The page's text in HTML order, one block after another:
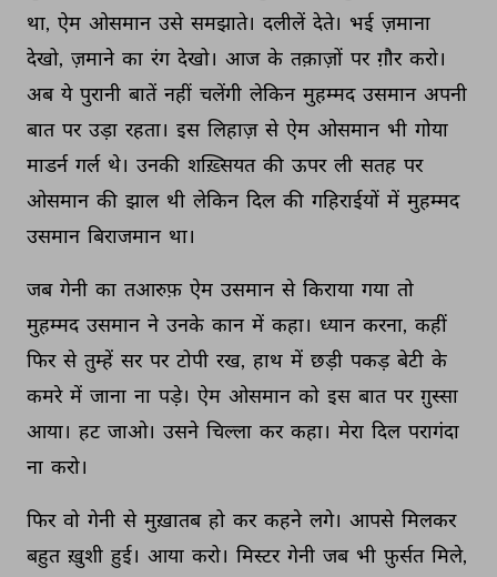
था, ऐम ओसमान उसे समझाते। दलीलें देते। भई ज़माना
देखो, ज़माने का रंग देखो। आज के तक़ाज़ों पर ग़ौर करो।
अब ये पुरानी बातें नहीं चलेंगी लेकिन मुहम्मद उसमान अपनी
बात पर उड़ा रहता। इस लिहाज़ से ऐम ओसमान भी गोया
माडर्न गर्ल थे। उनकी शख़्सियत की ऊपर ली सतह पर
ओसमान की झाल थी लेकिन दिल की गहिराईयों में मुहम्मद
उसमान बिराजमान था।
जब गेनी का तआरुफ़ ऐम उसमान से किराया गया तो
मुहम्मद उसमान ने उनके कान में कहा। ध्यान करना, कहीं
फिर से तुम्हें सर पर टोपी रख, हाथ में छड़ी पकड़ बेटी के
कमरे में जाना ना पड़े। ऐम ओसमान को इस बात पर ग़ुस्सा
आया। हट जाओ। उसने चिल्ला कर कहा। मेरा दिल परागंदा
ना करो।
फिर वो गेनी से मुख़ातब हो कर कहने लगे। आपसे मिलकर
बहुत ख़ुशी हुई। आया करो। मिस्टर गेनी जब भी फ़ुर्सत मिले,